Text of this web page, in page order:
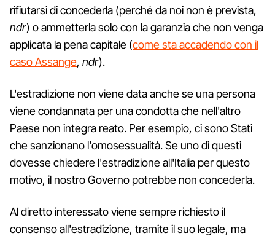
rifiutarsi di concederla (perché da noi non è prevista,
ndr) o ammetterla solo con la garanzia che non venga
applicata la pena capitale (come sta accadendo con il
caso Assange, ndr).
L'estradizione non viene data anche se una persona
viene condannata per una condotta che nell'altro
Paese non integra reato. Per esempio, ci sono Stati
che sanzionano l'omosessualità. Se uno di questi
dovesse chiedere l'estradizione all'Italia per questo
motivo, il nostro Governo potrebbe non concederla.
Al diretto interessato viene sempre richiesto il
consenso all'estradizione, tramite il suo legale, ma